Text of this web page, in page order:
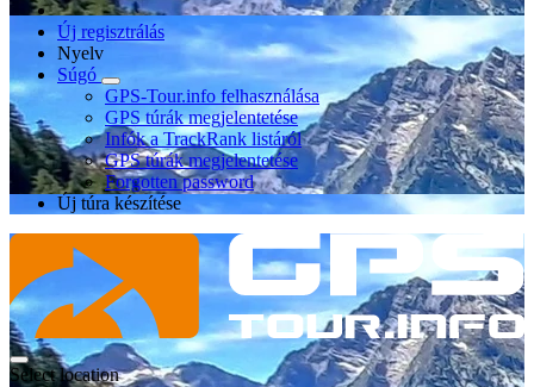
Új regisztrálás
Nyelv
Súgó
GPS-Tour.info felhasználása
GPS túrák megjelentetése
Infók a TrackRank listáról
GPS túrák megjelentetése
Forgotten password
Új túra készítése
Select location